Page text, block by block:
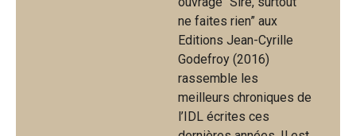
ne faites rien” aux
Editions Jean-Cyrille
Godefroy (2016)
rassemble les
meilleurs chroniques de
l’IDL écrites ces